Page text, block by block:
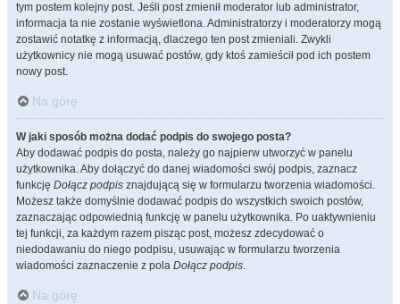
tym postem kolejny post. Jeśli post zmienił moderator lub administrator,
informacja ta nie zostanie wyświetlona. Administratorzy i moderatorzy mogą
zostawić notatkę z informacją, dlaczego ten post zmieniali. Zwykli
użytkownicy nie mogą usuwać postów, gdy ktoś zamieścił pod ich postem
nowy post.
Na górę
W jaki sposób można dodać podpis do swojego posta?
Aby dodawać podpis do posta, należy go najpierw utworzyć w panelu
użytkownika. Aby dołączyć do danej wiadomości swój podpis, zaznacz
funkcję Dołącz podpis znajdującą się w formularzu tworzenia wiadomości.
Możesz także domyślnie dodawać podpis do wszystkich swoich postów,
zaznaczając odpowiednią funkcję w panelu użytkownika. Po uaktywnieniu
tej funkcji, za każdym razem pisząc post, możesz zdecydować o
niedodawaniu do niego podpisu, usuwając w formularzu tworzenia
wiadomości zaznaczenie z pola Dołącz podpis.
Na górę